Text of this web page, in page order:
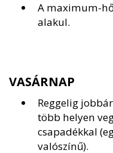
A maximum-
alakul.
VASÁRNAP
Reggelig
több helyen
csapadékkal
valószínű).